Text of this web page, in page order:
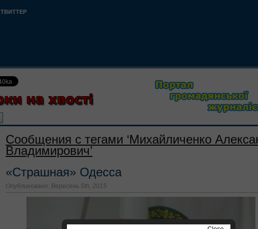
ТВИТТЕР
Сообщения с тегами ‘Михайличенко
Владимирович’
«Страшная» Одесса
Опубликовано: Вересень 5th, 2015